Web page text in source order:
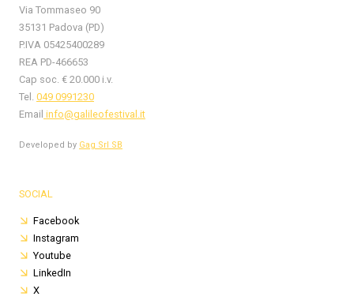
Via Tommaseo 90
35131 Padova (PD)
P.IVA 05425400289
REA PD-466653
Cap soc. € 20.000 i.v.
Tel. 049 0991230
Email info@galileofestival.it
Developed by Gag Srl SB
SOCIAL
Facebook
Instagram
Youtube
LinkedIn
X